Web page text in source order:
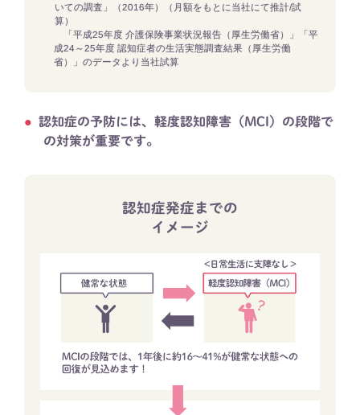
いての調査」（2016年）（月額をもとに当社にて推計/試
算）​
「平成25年度 介護保険事業状況報告（厚生労働省）」「平
成24～25年度 認知症者の生活実態調査結果（厚生労働
省）」のデータより​当社試算​
認知症の予防には、軽度認知障害（MCI）の段階で
の対策が重要です。
認知症発症までの
イメージ